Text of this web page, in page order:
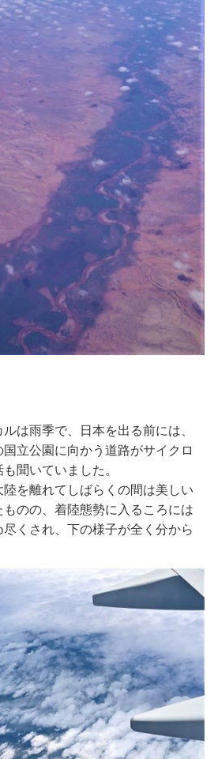
は雨季で、日本を出る前には、
立公園に向かう道路がサイクロ
聞いていました。
を離れてしばらくの間は美しい
のの、着陸態勢に入るころには
くされ、下の様子が全く分から